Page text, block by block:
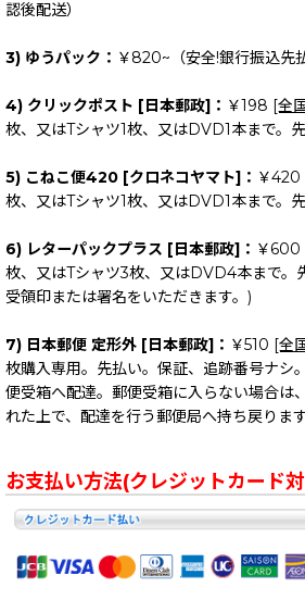
認後配送）
3) ゆうパック： ￥820~（安全!銀行振込先
4) クリックポスト [日本郵政]： ￥198 [全
枚、又はTシャツ1枚、又はDVD1本まで。
5) こねこ便420 [クロネコヤマト]： ￥420
枚、又はTシャツ1枚、又はDVD1本まで。
6) レターパックプラス [日本郵政]： ￥600
枚、又はTシャツ3枚、又はDVD4本まで。
受領印または署名をいただきます。)
7) 日本郵便 定形外 [日本郵政]： ￥510 [全
枚購入専用。先払い。保証、追跡番号ナシ
便受箱へ配達。郵便受箱に入らない場合は
れた上で、配達を行う郵便局へ持ち戻りま
お支払い方法(クレジットカード